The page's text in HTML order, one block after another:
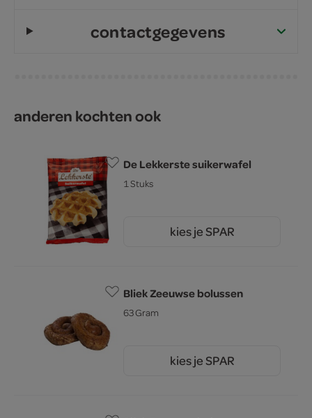
contactgegevens
anderen kochten ook
De Lekkerste suikerwafel
1 Stuks
kies je SPAR
Bliek Zeeuwse bolussen
63 Gram
kies je SPAR